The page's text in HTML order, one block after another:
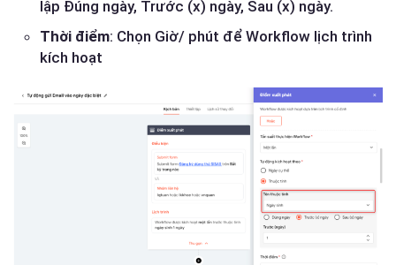
lập Đúng ngày, Trước (x) ngày, Sau (x) ngày.
Thời điểm: Chọn Giờ/ phút để Workflow lịch trình
kích hoạt